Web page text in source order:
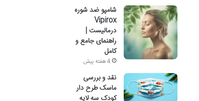
شامپو ضد شوره
Vipirox
درمالیست |
راهنمای جامع و
کامل
4 هفته پیش
نقد و بررسی
ماسک طرح دار
کودک سه لایه